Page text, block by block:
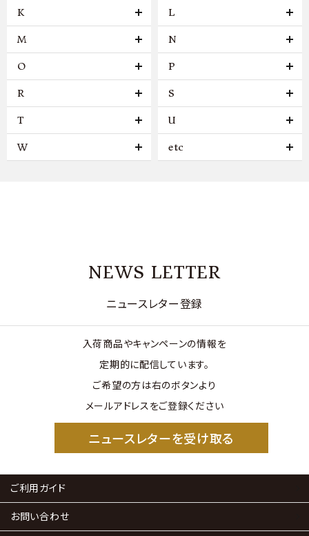
K L
M N
O P
R S
T U
W etc
NEWS LETTER
ニュースレター登録
入荷商品やキャンペーンの情報を
定期的に配信しています。
ご希望の方は右のボタンより
メールアドレスをご登録ください
ニュースレターを受け取る
ご利用ガイド
お問い合わせ